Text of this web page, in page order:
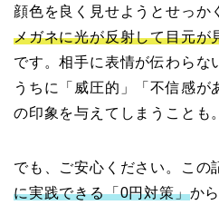
顔色を良く見せようとせっか
メガネに光が反射して目元が
です。相手に表情が伝わらな
うちに「威圧的」「不信感が
の印象を与えてしまうことも。
でも、ご安心ください。この
に実践できる「0円対策」か